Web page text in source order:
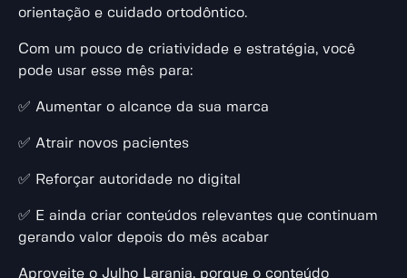
orientação e cuidado ortodôntico.
Com um pouco de criatividade e estratégia, você
pode usar esse mês para:
✅ Aumentar o alcance da sua marca
✅ Atrair novos pacientes
✅ Reforçar autoridade no digital
✅ E ainda criar conteúdos relevantes que continuam
gerando valor depois do mês acabar
Aproveite o Julho Laranja, porque o conteúdo